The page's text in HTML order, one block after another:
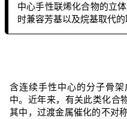
中心手性联烯化合物的立
时兼容芳基以及烷基取代的
含连续手性中心的分子骨
中。近年来，有关此类化合
其中，过渡金属催化的不对